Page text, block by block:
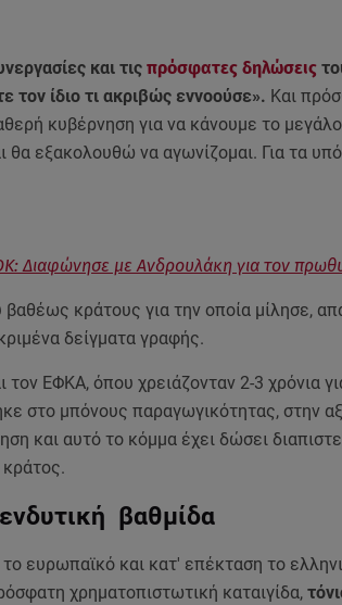
και τις πρόσφατες δηλώσεις
τον ίδιο τι ακριβώς εννοούσε». Και
κυβέρνηση για να κάνουμε το
θα εξακολουθώ να αγωνίζομαι. Για τα
Διαφώνησε με Ανδρουλάκη για τον
κράτους για την οποία μίλησε,
δείγματα γραφής.
ΕΦΚΑ, όπου χρειάζονταν 2-3 χρόνια
στο μπόνους παραγωγικότητας, στην
και αυτό το κόμμα έχει δώσει
κράτος.
βαθμίδα
ευρωπαϊκό και κατ' επέκταση το
χρηματοπιστωτική καταιγίδα,